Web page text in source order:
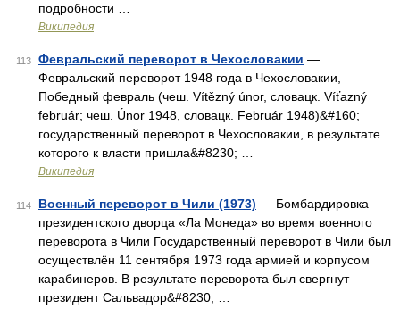
подробности …
Википедия
113 Февральский переворот в Чехословакии —
Февральский переворот 1948 года в Чехословакии,
Победный февраль (чеш. Vítězný únor, словацк. Víťazný
február; чеш. Únor 1948, словацк. Február 1948)&#160;
государственный переворот в Чехословакии, в результате
которого к власти пришла&#8230; …
Википедия
114 Военный переворот в Чили (1973) — Бомбардировка
президентского дворца «Ла Монеда» во время военного
переворота в Чили Государственный переворот в Чили был
осуществлён 11 сентября 1973 года армией и корпусом
карабинеров. В результате переворота был свергнут
президент Сальвадор&#8230; …